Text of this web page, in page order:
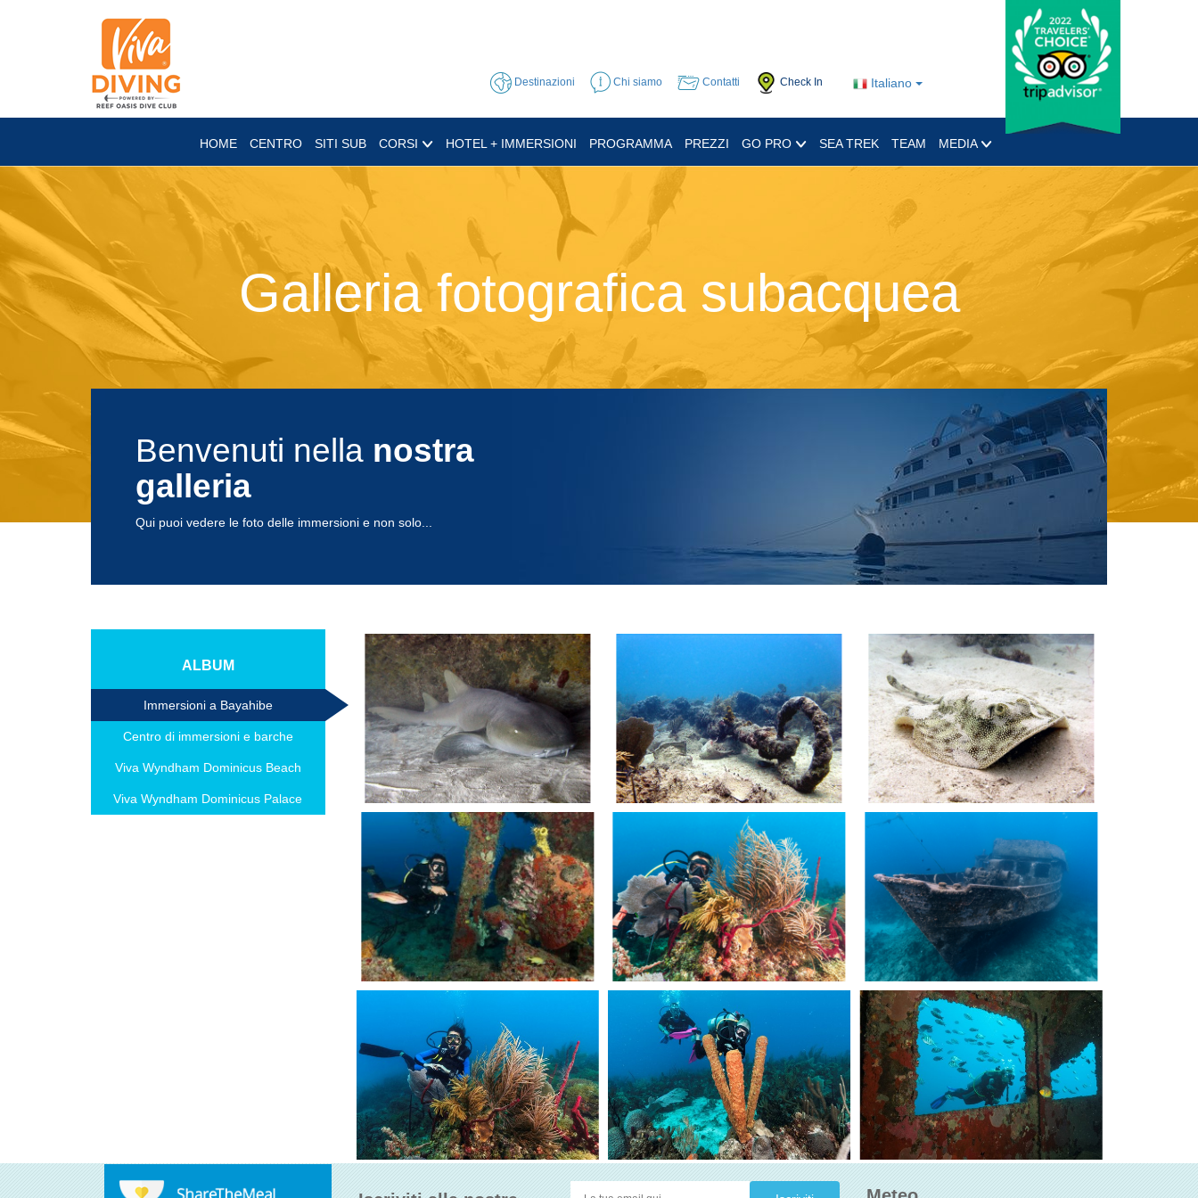
Italiano
Destinazioni Chi siamo Contatti Check In
HOME CENTRO SITI SUB CORSI HOTEL + IMMERSIONI PROGRAMMA PREZZI GO PRO SEA TREK TEAM MEDIA
Galleria fotografica subacquea
Benvenuti nella nostra
galleria
Qui puoi vedere le foto delle immersioni e non solo...
ALBUM
Immersioni a Bayahibe
Centro di immersioni e barche
Viva Wyndham Dominicus Beach
Viva Wyndham Dominicus Palace